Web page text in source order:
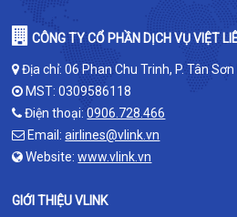
CÔNG TY CỔ PHẦN DỊCH VỤ VIỆT
Địa chỉ: 06 Phan Chu Trinh, P. Tân Sơn
MST: 0309586118
Điện thoại:0906.728.466
Email:airlines@vlink.vn
Website:www.vlink.vn
GIỚI THIỆU VLINK